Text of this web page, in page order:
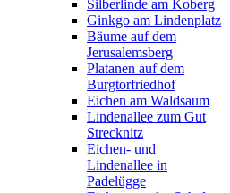
Silberlinde am Koberg
Ginkgo am Lindenplatz
Bäume auf dem
Jerusalemsberg
Platanen auf dem
Burgtorfriedhof
Eichen am Waldsaum
Lindenallee zum Gut
Strecknitz
Eichen- und
Lindenallee in
Padelügge